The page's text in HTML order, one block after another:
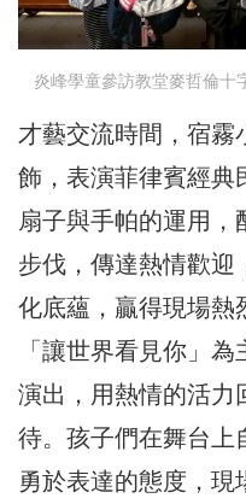
炎峰學童參訪教堂麥哲倫十
才藝交流時間，宿霧
飾，表演菲律賓經典
扇子與手帕的運用，
步伐，傳達熱情歡迎
化底蘊，贏得現場熱
「讓世界看見你」
演出，用熱情的活力
待。孩子們在舞台上
勇於表達的態度，現